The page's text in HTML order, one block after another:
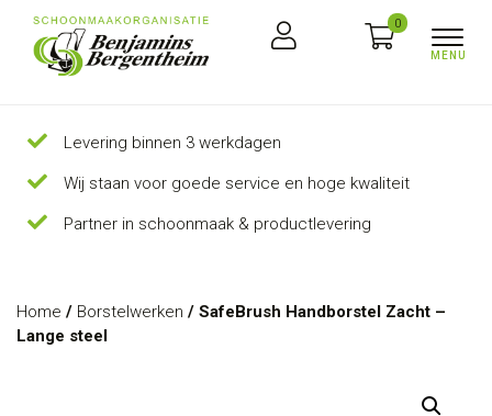
0
Levering binnen 3 werkdagen
Wij staan voor goede service en hoge kwaliteit
Partner in schoonmaak & productlevering
Home / Borstelwerken / SafeBrush Handborstel Zacht –
Lange steel